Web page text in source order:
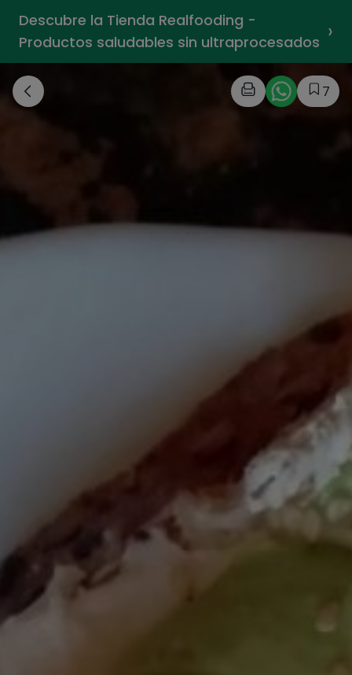
Descubre la Tienda Realfooding -
Productos saludables sin ultraprocesados ›
7